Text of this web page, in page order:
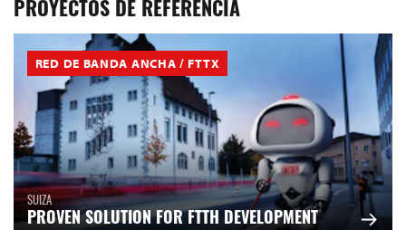
PROYECTOS DE REFERENCIA
RED DE BANDA ANCHA / FTTX
SUIZA
PROVEN SOLUTION FOR FTTH DEVELOPMENT